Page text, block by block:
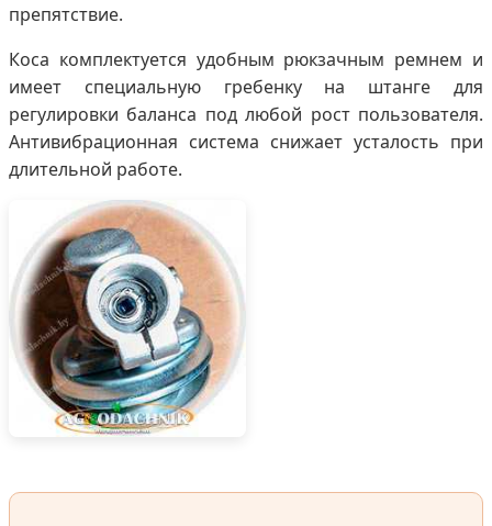
препятствие.
Коса комплектуется удобным рюкзачным ремнем и
имеет специальную гребенку на штанге для
регулировки баланса под любой рост пользователя.
Антивибрационная система снижает усталость при
длительной работе.